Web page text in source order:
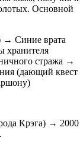
Основной
→ Синие врата
хранителя
стража →
(дающий квест
Крэга) → 2000